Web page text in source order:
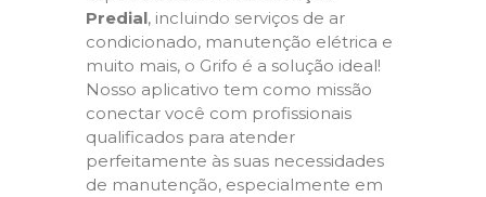
Predial, incluindo serviços de ar
condicionado, manutenção elétrica e
muito mais, o Grifo é a solução ideal!
Nosso aplicativo tem como missão
conectar você com profissionais
qualificados para atender
perfeitamente às suas necessidades
de manutenção, especialmente em